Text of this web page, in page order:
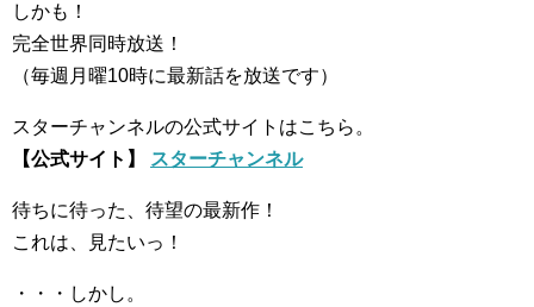
しかも！
完全世界同時放送！
（毎週月曜10時に最新話を放送です）
スターチャンネルの公式サイトはこちら。
【公式サイト】
スターチャンネル
待ちに待った、待望の最新作！
これは、見たいっ！
・・・しかし。